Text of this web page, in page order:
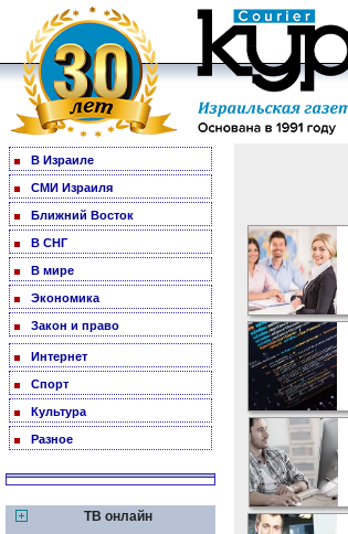
В Израиле
СМИ Израиля
Ближний Восток
В СНГ
В мире
Экономика
Закон и право
Интернет
Спорт
Культура
Разное
ТВ онлайн